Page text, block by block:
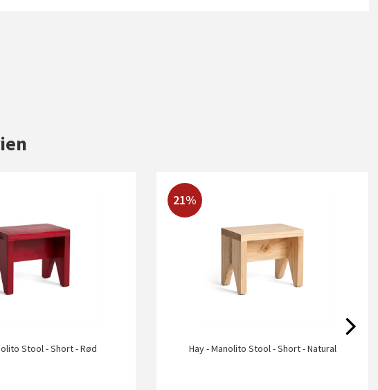
Stool - Short - Rød
21%
Hay - Manolito Stool - Short - Natural